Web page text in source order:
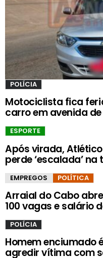
POLÍCIA
Motociclista fica
carro em avenida
ESPORTE
Após virada,
perde ‘escalada’
EMPREGOS POLÍTICA
Arraial do Cabo
100 vagas e salário
POLÍCIA
Homem enciumado
agredir vítima com